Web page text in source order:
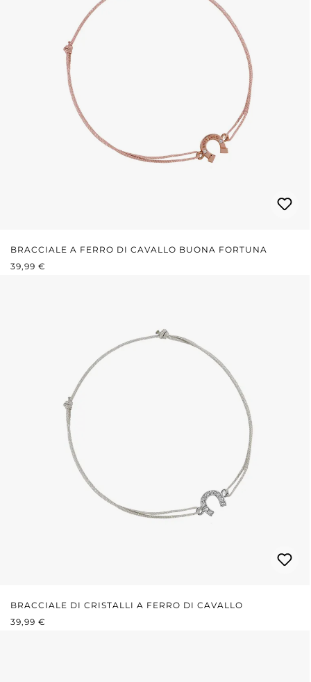
BRACCIALE A FERRO DI CAVALLO BUONA FORTUNA
PREZZO NORMALE:
39,99 €
BRACCIALE DI CRISTALLI A FERRO DI CAVALLO
PREZZO NORMALE:
39,99 €